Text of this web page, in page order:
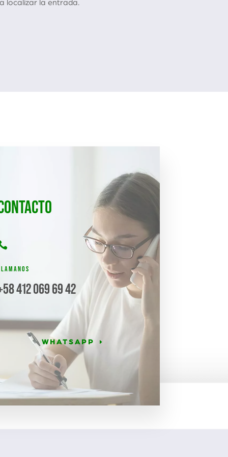
localizar la entrada.
412 069 69 42
WHATSAPP